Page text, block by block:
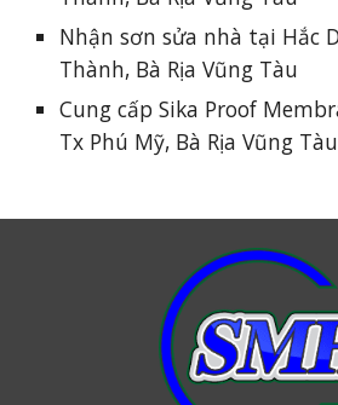
Nhận sơn sửa nhà tại Hắc
Thành, Bà Rịa Vũng Tàu
Cung cấp Sika Proof
Tx Phú Mỹ, Bà Rịa Vũng Tàu